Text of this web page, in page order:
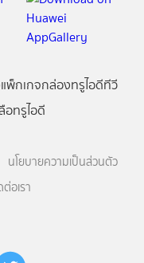
แพ็กเกจกล่องทรูไอดีทีวี
อทรูไอดี
นโยบายความเป็นส่วนตัว
อเรา